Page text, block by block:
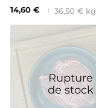
14,60 € 36,50 € kg
Rupture
de stock